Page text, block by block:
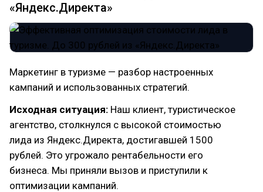
«Яндекс.Директа»
Маркетинг в туризме — разбор настроенных
кампаний и использованных стратегий.
Исходная ситуация: Наш клиент, туристическое
агентство, столкнулся с высокой стоимостью
лида из Яндекс.Директа, достигавшей 1500
рублей. Это угрожало рентабельности его
бизнеса. Мы приняли вызов и приступили к
оптимизации кампаний.